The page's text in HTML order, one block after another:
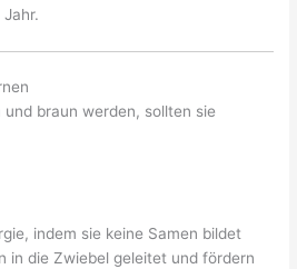
braun werden, sollten sie
indem sie keine Samen bildet
in die Zwiebel geleitet und fördern